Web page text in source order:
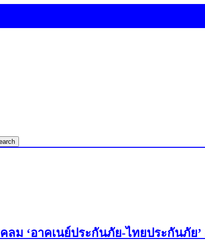
ลม ‘อาคเนย์ประกันภัย-ไทยประกันภัย